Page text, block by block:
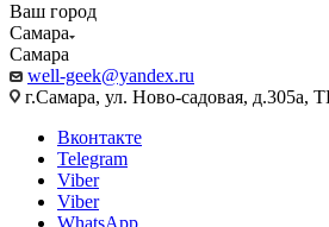
Ваш город
Самара
Самара
well-geek@yandex.ru
г.Самара, ул. Ново-садовая, д.305а,
Вконтакте
Telegram
Viber
Viber
WhatsApp